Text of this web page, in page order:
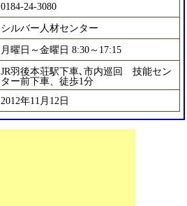
0184-24-3080
シルバー人材センター
月曜日～金曜日 8:30～17:15
JR羽後本荘駅下車､市内巡回 技能セン
ター前下車、徒歩1分
2012年11月12日